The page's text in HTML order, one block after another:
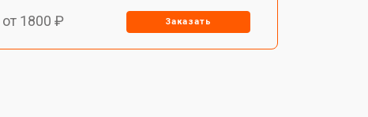
от 1800 ₽ Заказать